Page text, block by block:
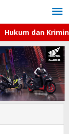
Hukum dan